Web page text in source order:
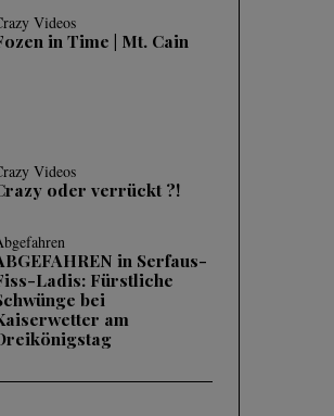
Videos
in Time | Mt. Cain
Videos
oder verrückt ?!
in Serfaus-
Ladis: Fürstliche
bei
am